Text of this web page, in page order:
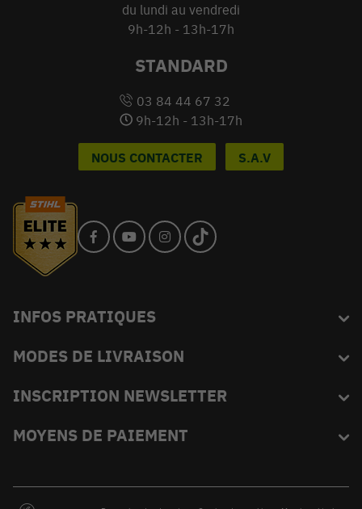
du lundi au vendredi
9h-12h - 13h-17h
STANDARD
03 84 44 67 32
9h-12h - 13h-17h
NOUS CONTACTER S.A.V
INFOS PRATIQUES
L'équipe du King
Livraison
MODES DE LIVRAISON
INSCRIPTION NEWSLETTER
Abonnez-vous et recevez en exclusivité les bons plans de
MOYENS DE PAIEMENT